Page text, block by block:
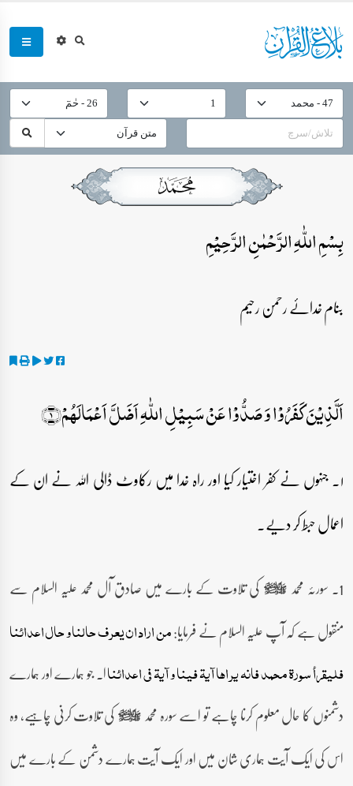
بِسۡمِ اللّٰہِ الرَّحۡمٰنِ الرَّحِیۡمِ
بنام خدائے رحمن رحیم
اَلَّذِیۡنَ کَفَرُوۡا وَ صَدُّوۡا عَنۡ سَبِیۡلِ اللّٰہِ اَضَلَّ اَعۡمَالَہُمۡ﴿۱﴾
۱۔ جنہوں نے کفر اختیار کیا اور راہ خدا میں رکاوٹ ڈالی اللہ نے ان کے
اعمال حبط کر دیے۔
1۔ سورئہ محمد صلى‌الله‌عليه‌وآله‌وسلمکی تلاوت کے بارے میں صادق آل محمد علیہ السلام سے
منقول ہے کہ آپ علیہ السلام نے فرمایا:من اراد ان یعرف حالنا و حال اعدائنا
فلیقرأ سورۃ محمد فانہ یراھا آیۃ فینا و آیۃ فی اعدائناا۔ جو ہمارے اور ہمارے
دشمنوں کا حال معلوم کرنا چاہے تو اسے سورہ محمد صلى‌الله‌عليه‌وآله‌وسلمکی تلاوت کرنی چاہیے، وہ
اس کی ایک آیت ہماری شان میں اور ایک آیت ہمارے دشمن کے بارے میں